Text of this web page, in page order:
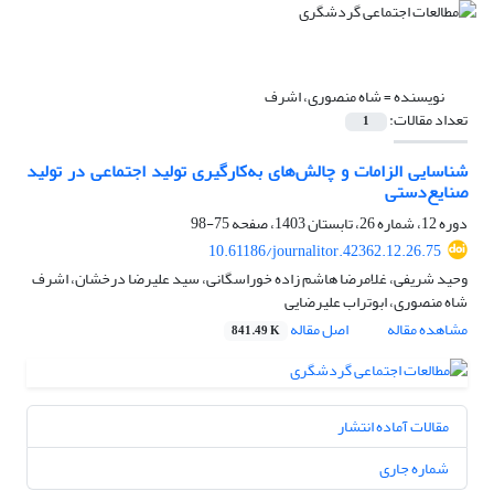
نویسنده =شاه منصوری، اشرف
تعداد مقالات: 1
شناسایی الزامات و چالش‌‌های به‌کارگیری تولید اجتماعی در تولید
صنایع‌دستی
دوره 12، شماره 26، تابستان 1403، صفحه
75-98
10.61186/journalitor.42362.12.26.75
وحید شریفی، غلامرضا هاشم زاده خوراسگانی، سید علیرضا درخشان، اشرف
شاه منصوری، ابوتراب علیرضایی
مشاهده مقاله
اصل مقاله 841.49 K
مقالات آماده انتشار
شماره جاری